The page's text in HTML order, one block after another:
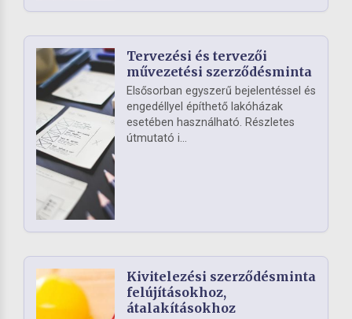
Tervezési és tervezői
művezetési szerződésminta
Elsősorban egyszerű bejelentéssel és
engedéllyel építhető lakóházak
esetében használható. Részletes
útmutató i...
Kivitelezési szerződésminta
felújításokhoz,
átalakításokhoz